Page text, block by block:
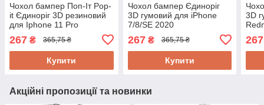
Чохол бампер Поп-Іт Pop-
it Єдиноріг 3D резиновий
для Iphone 11 Pro
267 ₴ 365,75 ₴
Купити
Чохол бампер Єдиноріг
3D гумовий для iPhone
7/8/SE 2020
267₴ 365,75 ₴
Купити
3D
267
Акційні пропозиції та новинки